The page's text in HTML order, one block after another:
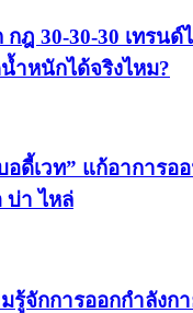
กฎ 30-30-30 เทรน
ำหนักได้จริงไหม?
อดี้เวท” แก้อาการ
บ่า ไหล่
รู้จักการออกกำลังกา